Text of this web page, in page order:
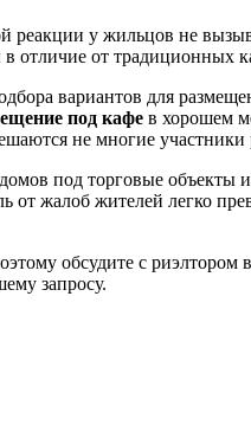
у жильцов не
отличие от традиционных
вариантов для
под кафе в хорошем
не многие участники
под торговые
жалоб жителей легко
обсудите с
запросу.